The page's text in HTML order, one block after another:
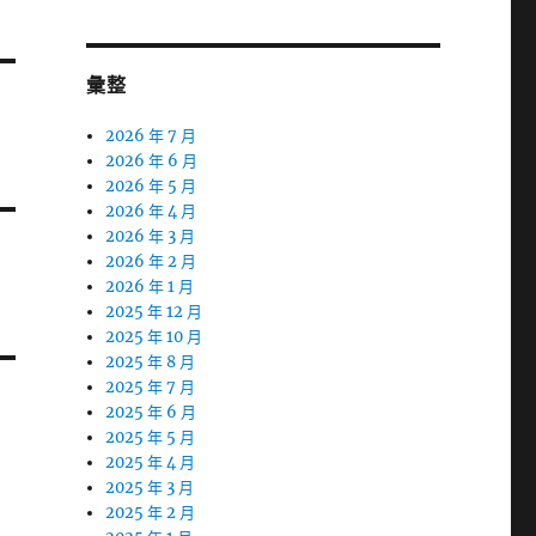
彙整
2026 年 7 月
2026 年 6 月
2026 年 5 月
2026 年 4 月
2026 年 3 月
2026 年 2 月
2026 年 1 月
2025 年 12 月
2025 年 10 月
2025 年 8 月
2025 年 7 月
2025 年 6 月
2025 年 5 月
2025 年 4 月
2025 年 3 月
2025 年 2 月